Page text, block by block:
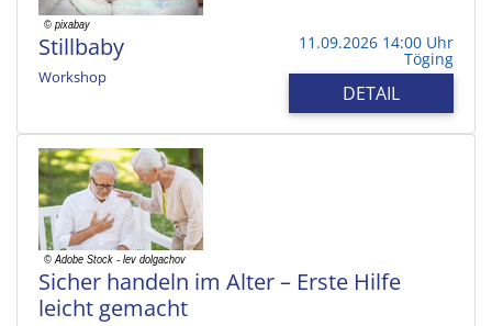
Stillbaby
Workshop
11.09.2026 14:00 Uhr
Töging
DETAIL
Sicher handeln im Alter – Erste Hilfe
leicht gemacht